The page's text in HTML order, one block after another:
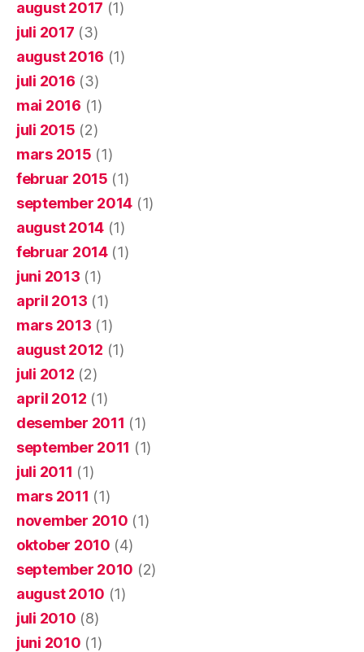
august 2017 (1)
juli 2017 (3)
august 2016 (1)
juli 2016 (3)
mai 2016 (1)
juli 2015 (2)
mars 2015 (1)
februar 2015 (1)
september 2014 (1)
august 2014 (1)
februar 2014(1)
juni 2013 (1)
april 2013 (1)
mars 2013 (1)
august 2012 (1)
juli 2012 (2)
april 2012 (1)
desember 2011 (1)
september 2011 (1)
juli 2011 (1)
mars 2011 (1)
november 2010 (1)
oktober 2010 (4)
september 2010 (2)
august 2010 (1)
juli 2010 (8)
juni 2010 (1)